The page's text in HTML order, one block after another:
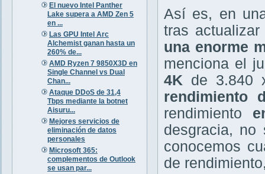
El nuevo Intel Panther
Lake supera a AMD Zen 5
en ...
Las GPU Intel Arc
Alchemist ganan hasta un
260% de...
AMD Ryzen 7 9850X3D en
Single Channel vs Dual
Chan...
Ataque DDoS de 31,4
Tbps mediante la botnet
Aisuru...
Mejores servicios de
eliminación de datos
personales
Microsoft 365:
complementos de Outlook
se usan par...
Así es, en
tras
una enorme
menciona el
4K de 3.840
rendimiento
rendimiento
desgracia, no
conocemos
de